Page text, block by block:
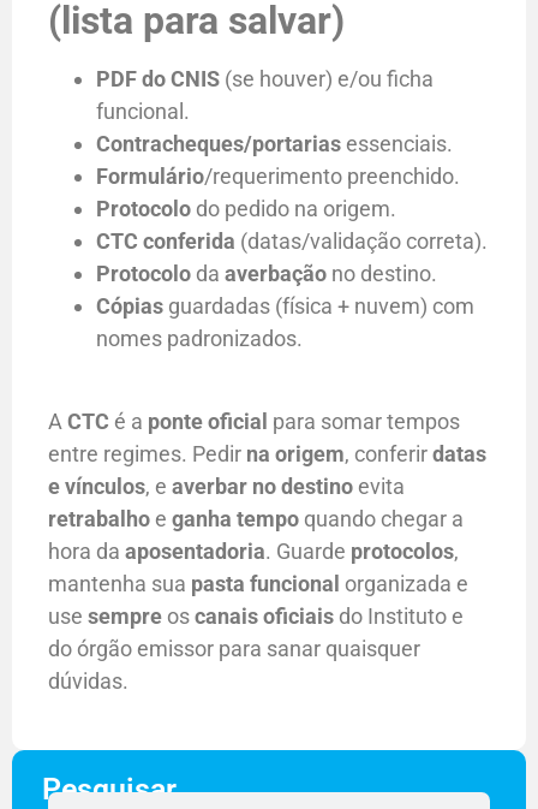
(lista para salvar)
PDF do CNIS (se houver) e/ou ficha
funcional.
Contracheques/portarias essenciais.
Formulário/requerimento preenchido.
Protocolo do pedido na origem.
CTC conferida (datas/validação correta).
Protocolo da averbação no destino.
Cópias guardadas (física + nuvem) com
nomes padronizados.
A CTC é a ponte oficial para somar tempos
entre regimes. Pedir na origem, conferirdatas
e vínculos, e averbar no destino evita
retrabalho e ganha tempo quando chegar a
hora da aposentadoria. Guarde protocolos,
mantenha sua pasta funcional organizada e
use sempre oscanais oficiais do Instituto e
do órgão emissor para sanar quaisquer
dúvidas.
Pesquisar